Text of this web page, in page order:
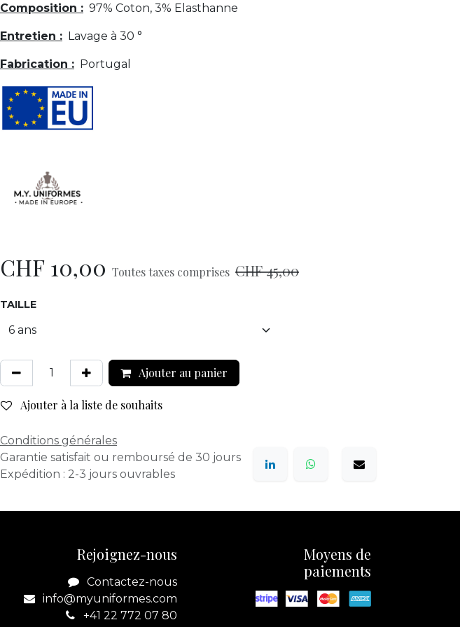
Composition : 97% Coton, 3% Elasthanne
Entretien : Lavage à 30 °
Fabrication : Portugal
CHF 10,00 Toutes taxes comprises CHF45,00
TAILLE
Ajouter au panier
Ajouter à la liste de souhaits
Conditions générales
Garantie satisfait ou remboursé de 30 jours
Expédition : 2-3 jours ouvrables
Rejoignez-nous
Contactez-nous
info@myuniformes.com
+41 22 772 07 80
Moyens de
paiements